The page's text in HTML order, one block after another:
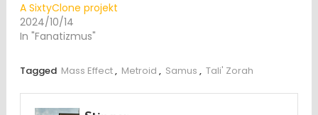
A SixtyClone projekt
2024/10/14
In "Fanatizmus"
Tagged Mass Effect, Metroid , Samus , Tali' Zorah